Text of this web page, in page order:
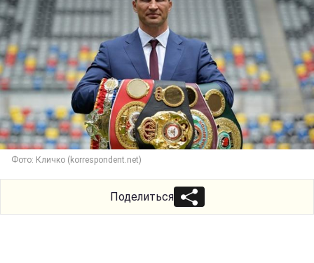
Фото: Кличко (korrespondent.net)
Поделиться